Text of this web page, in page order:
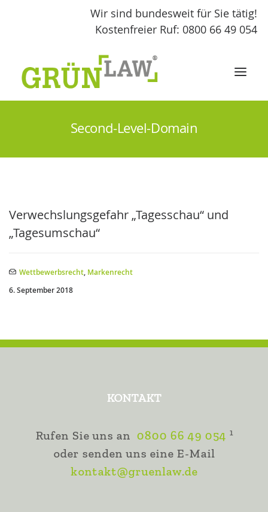
Wir sind bundesweit für Sie tätig!
Kostenfreier Ruf: 0800 66 49 054
FACHBEITRÄGE
Second-Level-Domain
Verwechslungsgefahr „Tagesschau“ und
„Tagesumschau“
Wettbewerbsrecht, Markenrecht
6. September 2018
KONTAKT
Rufen Sie uns an 0800 66 49 054 1
oder senden uns eine E-Mail
kontakt@gruenlaw.de